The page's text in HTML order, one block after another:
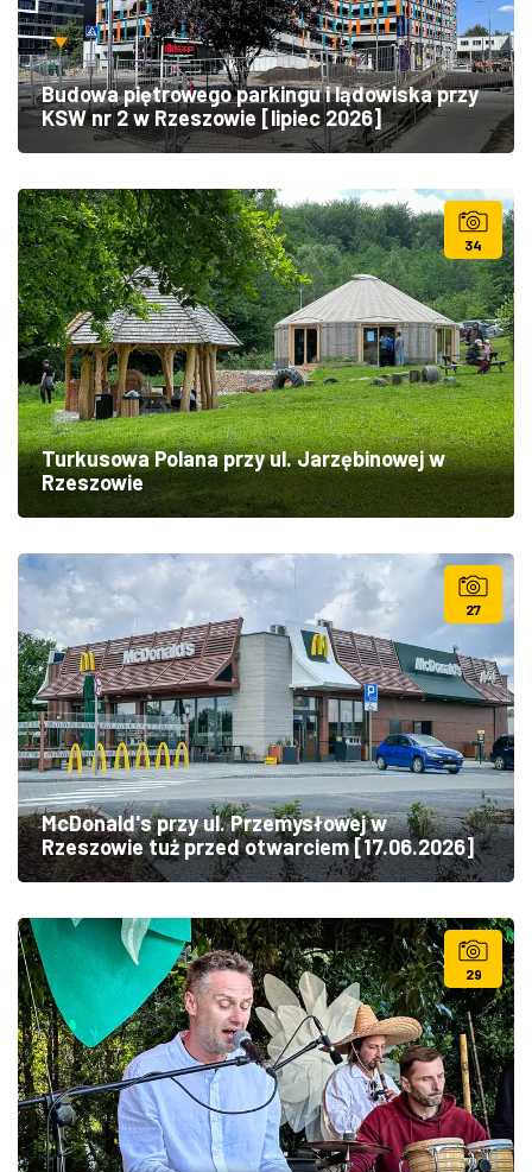
Budowa piętrowego parkingu i lądowiska przy
KSW nr 2 w Rzeszowie [lipiec 2026]
34
Turkusowa Polana przy ul. Jarzębinowej w
Rzeszowie
27
McDonald's przy ul. Przemysłowej w
Rzeszowie tuż przed otwarciem [17.06.2026]
29